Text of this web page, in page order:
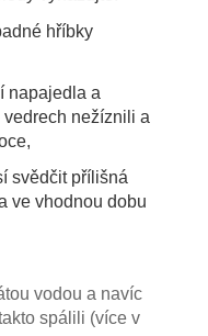
hříbky
napajedla a
vedrech nežíznili a
svědčit přílišná
ve vhodnou dobu
vodou a navíc
spálili (více v